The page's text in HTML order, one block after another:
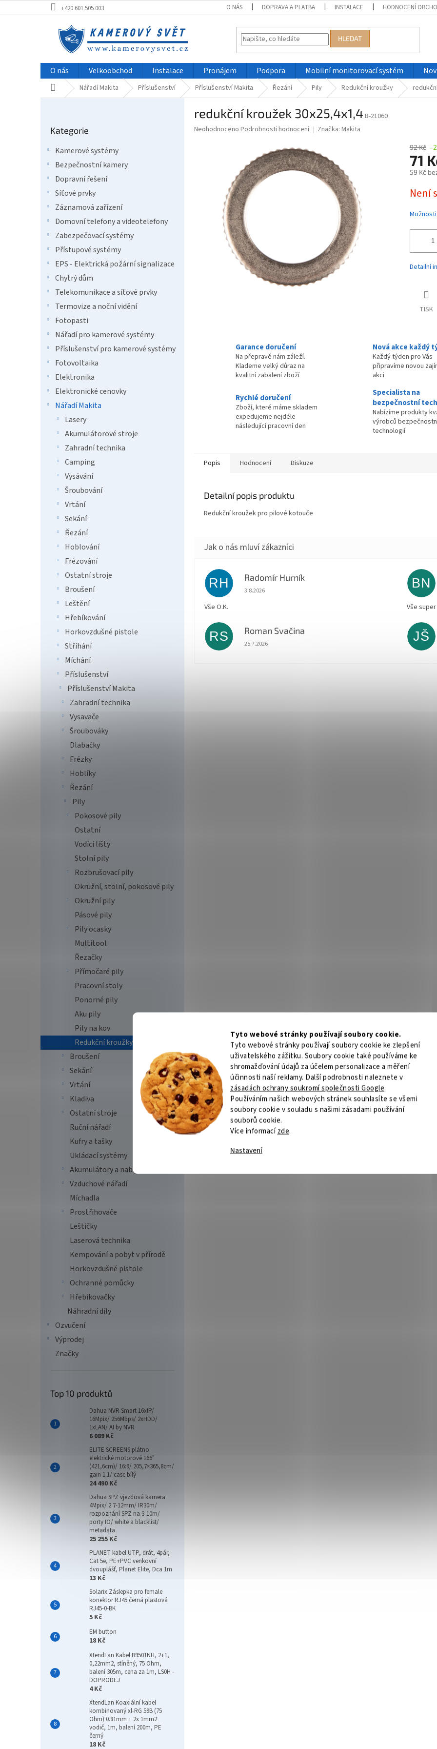
Tyto webové stránky používají soubory cookie.
Tyto webové stránky používají soubory cookie ke zlepšení
uživatelského zážitku. Soubory cookie také používáme ke
shromažďování údajů za účelem personalizace a měření
účinnosti naší reklamy. Další podrobnosti naleznete v
zásadách ochrany soukromí společnosti Google.
Používáním našich webových stránek souhlasíte se všemi
soubory cookie v souladu s našimi zásadami používání
souborů cookie.
Více informacízde.
Nastavení
na
+420 601 505 003 O NÁS DOPRAVA A PLATBA INSTALACE HODNOCENÍ
HLEDAT
O nás Velkoobchod Instalace Pronájem Podpora Mobilní monitorovací systém
Domů Nářadí Makita Příslušenství Příslušenství Makita Řezání Pily Redukční kroužky
kategorie
Kategorie
Kamerové systémy
Bezpečnostní kamery
Dopravní řešení
Síťové prvky
Záznamová zařízení
Domovní telefony a videotelefony
Zabezpečovací systémy
Přístupové systémy
EPS - Elektrická požární signalizace
Chytrý dům
Telekomunikace a síťové prvky
Termovize a noční vidění
Fotopasti
Nářadí pro kamerové systémy
Příslušenství pro kamerové systémy
Fotovoltaika
Elektronika
Elektronické cenovky
Nářadí Makita
Lasery
Akumulátorové stroje
Zahradní technika
Camping
Vysávání
Šroubování
Vrtání
Sekání
Řezání
Hoblování
Frézování
Ostatní stroje
Broušení
Leštění
Hřebíkování
Horkovzdušné pistole
Stříhání
Míchání
Příslušenství
Příslušenství Makita
Zahradní technika
Vysavače
Šroubováky
Dlabačky
Frézky
Hoblíky
Řezání
Pily
Pokosové pily
Ostatní
Vodící lišty
Stolní pily
Rozbrušovací pily
Okružní, stolní, pokosové pily
Okružní pily
Pásové pily
Pily ocasky
Multitool
Řezačky
Přímočaré pily
Pracovní stoly
Ponorné pily
Aku pily
Pily na kov
Redukční kroužky
Broušení
Sekání
Vrtání
Kladiva
Ostatní stroje
Ruční nářadí
Kufry a tašky
Ukládací systémy
Akumulátory a nabíječky
Vzduchové nářadí
Míchadla
Prostřihovače
Leštičky
Laserová technika
Kempování a pobyt v přírodě
Horkovzdušné pistole
Ochranné pomůcky
Hřebíkovačky
Náhradní díly
Ozvučení
Výprodej
Značky
Top 10 produktů
Dahua NVR Smart 16xIP/
16Mpix/ 256Mbps/ 2xHDD/
1xLAN/ AI by NVR
6 089 Kč
ELITE SCREENS plátno
elektrické motorové 166"
(421,6cm)/ 16:9/ 205,7×365,8cm/
gain 1.1/ case bílý
24 490 Kč
Dahua SPZ vjezdová kamera
4Mpix/ 2.7-12mm/ IR30m/
rozpoznání SPZ na 3-10m/
porty IO/ white a blacklist/
metadata
25 255 Kč
PLANET kabel UTP, drát, 4pár,
Cat 5e, PE+PVC venkovní
dvouplášť, Planet Elite, Dca 1m
13 Kč
Solarix Záslepka pro female
konektor RJ45 černá plastová
RJ45-0-BK
5 Kč
EM button
18 Kč
XtendLan Kabel B9501NH, 2+1,
0,22mm2, stíněný, 75 Ohm,
balení 305m, cena za 1m, LS0H -
DOPRODEJ
4 Kč
XtendLan Koaxiální kabel
kombinovaný xl-RG 59B (75
Ohm) 0.81mm + 2x 1mm2
vodič, 1m, balení 200m, PE
černý
18 Kč
redukční kroužek 30x25,4x1,4 B-21060
Průměrné
Neohodnoceno Podrobnosti hodnocení Značka: Makita
92 Kč
71
59 Kč
cena:
Není
Detailní
TISK
Garance doručení
Na přepravě nám záleží.
Klademe velký důraz na
kvalitní zabalení zboží
Nová akce každý
Každý týden pro Vás
připravíme novou
akci
Rychlé doručení
Zboží, které máme skladem
expedujeme nejdéle
následující pracovní den
Specialista na
bezpečnostní
Nabízíme produkty
výrobců
technologií
Popis Hodnocení Diskuze
Detailní popis produktu
Redukční kroužek pro pilové kotouče
RH Radomír Hurník
Hodnocení obchodu je 5 z 5 hvězdiček.
3.8.2026
Vše O.K.
BN
Vše
RS Roman Svačina
Hodnocení obchodu je 5 z 5 hvězdiček.
25.7.2026
JŠ